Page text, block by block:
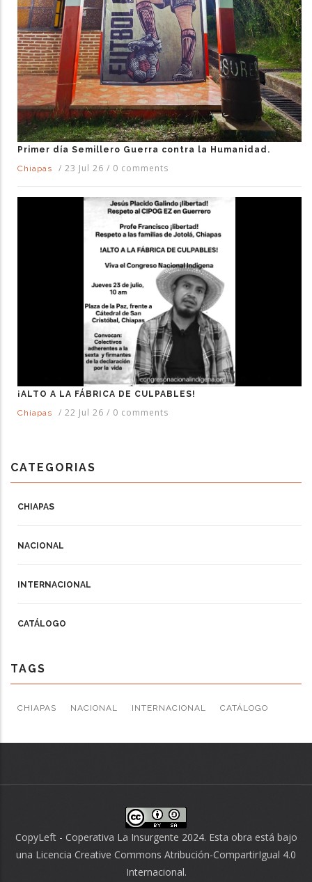
Primer día Semillero Guerra contra la Humanidad.
Chiapas
/ 23 Jul 26 / 0 comments
¡ALTO A LA FÁBRICA DE CULPABLES!
Chiapas
/ 22 Jul 26 / 0 comments
CATEGORIAS
CHIAPAS
NACIONAL
INTERNACIONAL
CATÁLOGO
TAGS
CHIAPAS NACIONAL INTERNACIONAL CATÁLOGO
CopyLeft - Coperativa La Insurgente 2024. Esta obra está bajo
una Licencia Creative Commons Atribución-CompartirIgual 4.0
Internacional.